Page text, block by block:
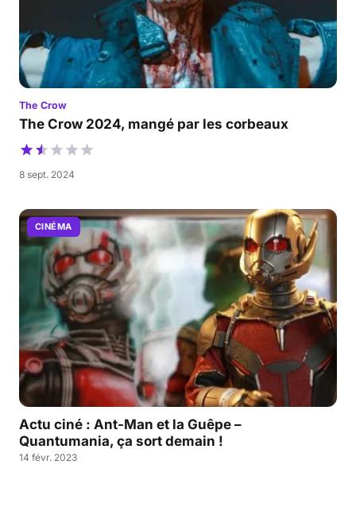
The Crow
The Crow 2024, mangé par les corbeaux
8 sept. 2024
CINÉMA
Actu ciné : Ant-Man et la Guêpe –
Quantumania, ça sort demain !
14 févr. 2023